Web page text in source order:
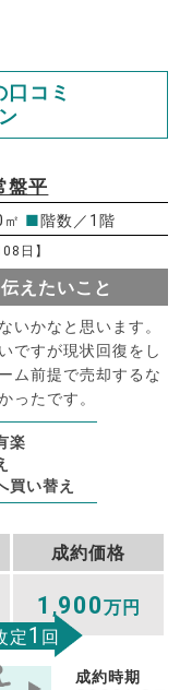
コミ
盤平
■階数／1階
日】
えたいこと
いかなと思います。
ですが現状回復をし
ム前提で売却するな
ったです。
楽
買い替え
成約価格
1 ,900万円
定1 回
成約時期